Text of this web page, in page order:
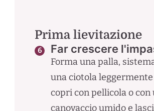
Prima lievitazione
Far crescere
Forma una palla,
una ciotola
copri con pellicola o con
canovaccio umido e